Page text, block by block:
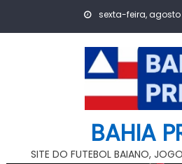
sexta-feira, agosto
BAHIA
SITE DO FUTEBOL BAIANO,